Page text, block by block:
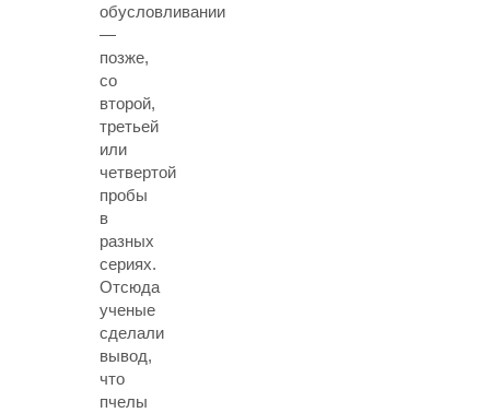
обусловливании
—
позже,
со
второй,
третьей
или
четвертой
пробы
в
разных
сериях.
Отсюда
ученые
сделали
вывод,
что
пчелы